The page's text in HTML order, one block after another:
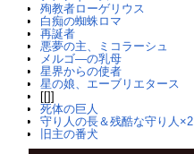
殉教者ローゲリウス
白痴の蜘蛛ロマ
再誕者
悪夢の主、ミコラーシュ
メルゴ―の乳母
星界からの使者
星の娘、エーブリエタース
[[]]
死体の巨人
守り人の長＆残酷な守り人×2
旧主の番犬